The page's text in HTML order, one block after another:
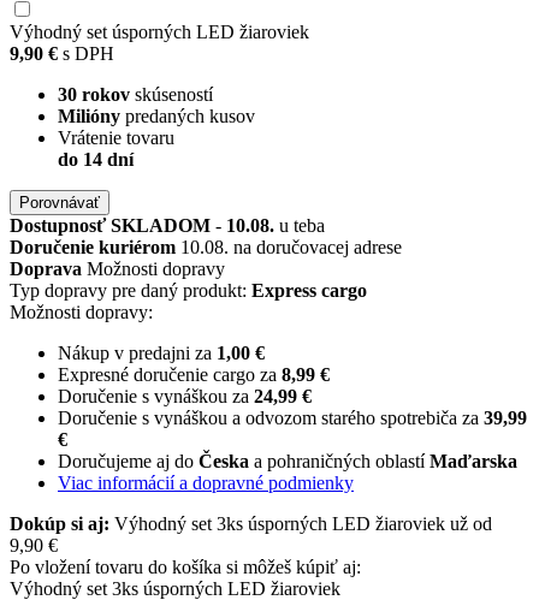
Výhodný set úsporných LED žiaroviek
9,90 € s DPH
30 rokov skúseností
Milióny predaných kusov
Vrátenie tovaru
do 14 dní
Porovnávať
DostupnosťSKLADOM - 10.08. u teba
Doručenie kuriérom 10.08. na doručovacej adrese
Doprava Možnosti dopravy
Typ dopravy pre daný produkt: Express cargo
Možnosti dopravy:
Nákup v predajni za 1,00 €
Expresné doručenie cargo za 8,99 €
Doručenie s vynáškou za 24,99 €
Doručenie s vynáškou a odvozom starého spotrebiča za 39,99
€
Doručujeme aj do Česka a pohraničných oblastíMaďarska
Viac informácií a dopravné podmienky
Dokúp si aj: Výhodný set 3ks úsporných LED žiaroviek už od
9,90 €
Po vložení tovaru do košíka si môžeš kúpiť aj:
Výhodný set 3ks úsporných LED žiaroviek